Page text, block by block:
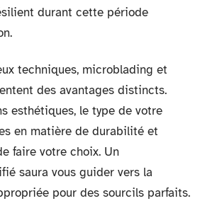
durant cette période
techniques, microblading et
des avantages distincts.
esthétiques, le type de votre
en matière de durabilité et
faire votre choix. Un
saura vous guider vers la
pour des sourcils parfaits.